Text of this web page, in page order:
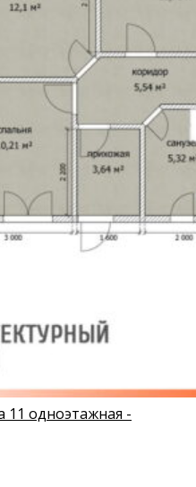
11 одноэтажная -